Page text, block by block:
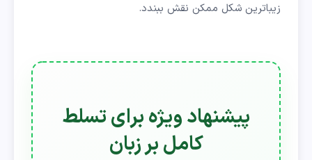
زیباترین شکل ممکن نقش ببندد.
پیشنهاد ویژه برای تسلط
کامل بر زبان